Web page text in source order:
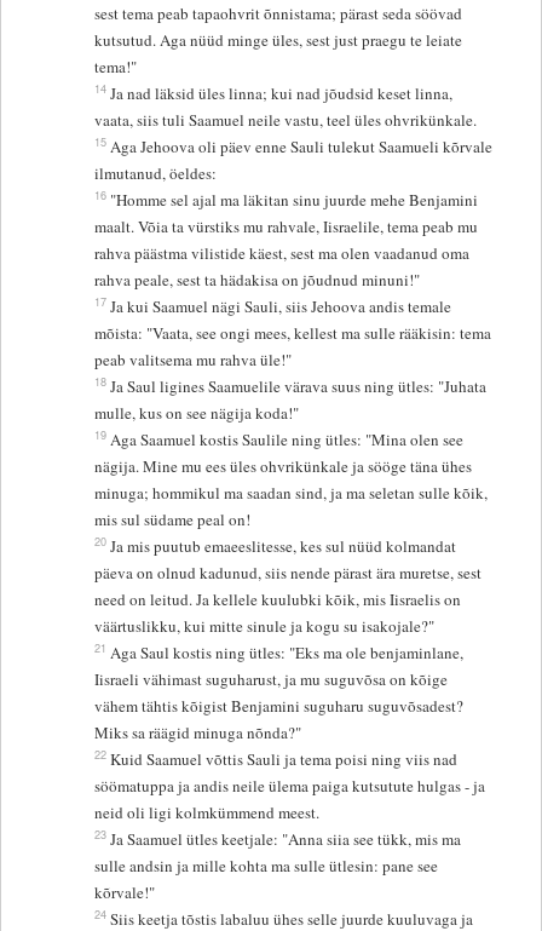
sest tema peab tapaohvrit õnnistama; pärast seda söövad
kutsutud. Aga nüüd minge üles, sest just praegu te leiate
tema!"
14 Ja nad läksid üles linna; kui nad jõudsid keset linna,
vaata, siis tuli Saamuel neile vastu, teel üles ohvrikünkale.
15 Aga Jehoova oli päev enne Sauli tulekut Saamueli kõrvale
ilmutanud, öeldes:
16 "Homme sel ajal ma läkitan sinu juurde mehe Benjamini
maalt. Võia ta vürstiks mu rahvale, Iisraelile, tema peab mu
rahva päästma vilistide käest, sest ma olen vaadanud oma
rahva peale, sest ta hädakisa on jõudnud minuni!"
17 Ja kui Saamuel nägi Sauli, siis Jehoova andis temale
mõista: "Vaata, see ongi mees, kellest ma sulle rääkisin: tema
peab valitsema mu rahva üle!"
18 Ja Saul ligines Saamuelile värava suus ning ütles: "Juhata
mulle, kus on see nägija koda!"
19 Aga Saamuel kostis Saulile ning ütles: "Mina olen see
nägija. Mine mu ees üles ohvrikünkale ja sööge täna ühes
minuga; hommikul ma saadan sind, ja ma seletan sulle kõik,
mis sul südame peal on!
20 Ja mis puutub emaeeslitesse, kes sul nüüd kolmandat
päeva on olnud kadunud, siis nende pärast ära muretse, sest
need on leitud. Ja kellele kuulubki kõik, mis Iisraelis on
väärtuslikku, kui mitte sinule ja kogu su isakojale?"
21 Aga Saul kostis ning ütles: "Eks ma ole benjaminlane,
Iisraeli vähimast suguharust, ja mu suguvõsa on kõige
vähem tähtis kõigist Benjamini suguharu suguvõsadest?
Miks sa räägid minuga nõnda?"
22 Kuid Saamuel võttis Sauli ja tema poisi ning viis nad
söömatuppa ja andis neile ülema paiga kutsutute hulgas - ja
neid oli ligi kolmkümmend meest.
23 Ja Saamuel ütles keetjale: "Anna siia see tükk, mis ma
sulle andsin ja mille kohta ma sulle ütlesin: pane see
kõrvale!"
24 Siis keetja tõstis labaluu ühes selle juurde kuuluvaga ja